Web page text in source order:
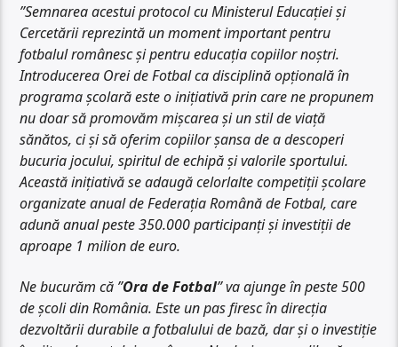
”Semnarea acestui protocol cu Ministerul Educației și
Cercetării reprezintă un moment important pentru
fotbalul românesc și pentru educația copiilor noștri.
Introducerea Orei de Fotbal ca disciplină opțională în
programa școlară este o inițiativă prin care ne propunem
nu doar să promovăm mișcarea și un stil de viață
sănătos, ci și să oferim copiilor șansa de a descoperi
bucuria jocului, spiritul de echipă și valorile sportului.
Această inițiativă se adaugă celorlalte competiții școlare
organizate anual de Federația Română de Fotbal, care
adună anual peste 350.000 participanți și investiții de
aproape 1 milion de euro.
Ne bucurăm că ”Ora de Fotbal” va ajunge în peste 500
de școli din România. Este un pas firesc în direcția
dezvoltării durabile a fotbalului de bază, dar și o investiție